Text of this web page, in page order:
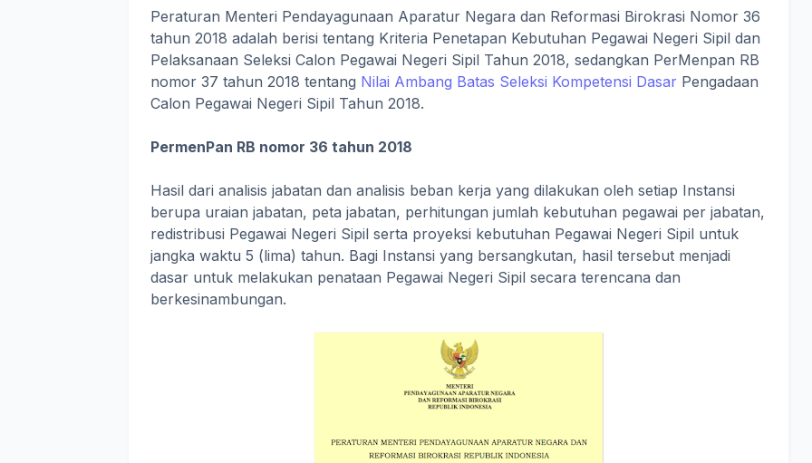
Peraturan Menteri Pendayagunaan Aparatur Negara dan Reformasi Birokrasi Nomor 36
tahun 2018 adalah berisi tentang Kriteria Penetapan Kebutuhan Pegawai Negeri Sipil dan
Pelaksanaan Seleksi Calon Pegawai Negeri Sipil Tahun 2018, sedangkan PerMenpan RB
nomor 37 tahun 2018 tentang Nilai Ambang Batas Seleksi Kompetensi Dasar Pengadaan
Calon Pegawai Negeri Sipil Tahun 2018.
PermenPan RB nomor 36 tahun 2018
Hasil dari analisis jabatan dan analisis beban kerja yang dilakukan oleh setiap Instansi
berupa uraian jabatan, peta jabatan, perhitungan jumlah kebutuhan pegawai per jabatan,
redistribusi Pegawai Negeri Sipil serta proyeksi kebutuhan Pegawai Negeri Sipil untuk
jangka waktu 5 (lima) tahun. Bagi Instansi yang bersangkutan, hasil tersebut menjadi
dasar untuk melakukan penataan Pegawai Negeri Sipil secara terencana dan
berkesinambungan.